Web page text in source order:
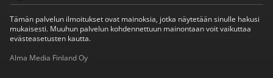
Tämän palvelun ilmoitukset ovat mainoksia, jotka näytetään sinulle hakusi
mukaisesti. Muuhun palvelun kohdennettuun mainontaan voit vaikuttaa
evästeasetusten kautta.
Alma Media Finland Oy